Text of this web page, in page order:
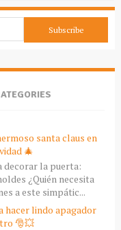
santa claus en
🎄
decorar la puerta:
¿Quién necesita
a este simpátic...
hacer lindo apagador
🎅💥